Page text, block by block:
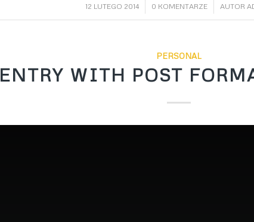
12 LUTEGO 2014
/ 0 KOMENTARZE
/ AUTOR
PERSONAL
ENTRY WITH POST